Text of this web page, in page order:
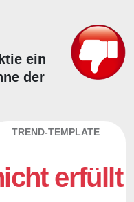
ein
der
TREND-TEMPLATE
erfüllt